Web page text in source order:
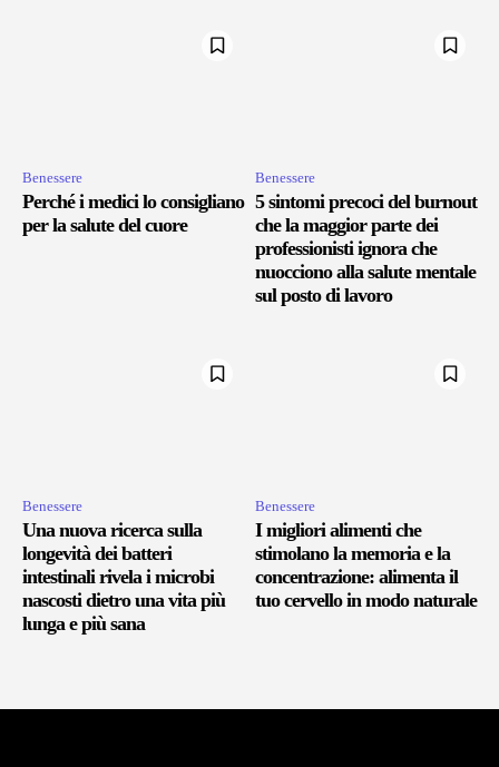
Benessere
Perché i medici lo consigliano
per la salute del cuore
Benessere
5 sintomi precoci del burnout
che la maggior parte dei
professionisti ignora che
nuocciono alla salute mentale
sul posto di lavoro
Benessere
Una nuova ricerca sulla
longevità dei batteri
intestinali rivela i microbi
nascosti dietro una vita più
lunga e più sana
Benessere
I migliori alimenti che
stimolano la memoria e la
concentrazione: alimenta il
tuo cervello in modo naturale